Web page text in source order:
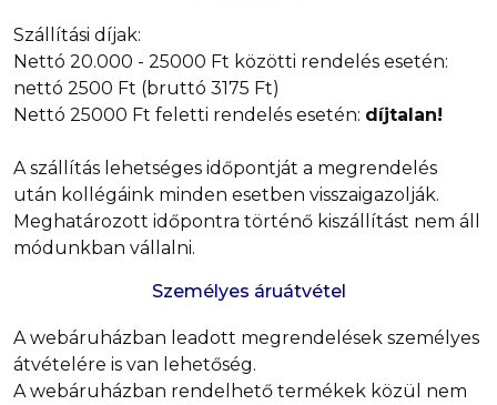
Szállítási díjak:
Nettó 20.000 - 25000 Ft közötti rendelés esetén:
nettó 2500 Ft (bruttó 3175 Ft)
Nettó 25000 Ft feletti rendelés esetén: díjtalan!
A szállítás lehetséges időpontját a megrendelés
után kollégáink minden esetben visszaigazolják.
Meghatározott időpontra történő kiszállítást nem áll
módunkban vállalni.
Személyes áruátvétel
A webáruházban leadott megrendelések személyes
átvételére is van lehetőség.
A webáruházban rendelhető termékek közül nem